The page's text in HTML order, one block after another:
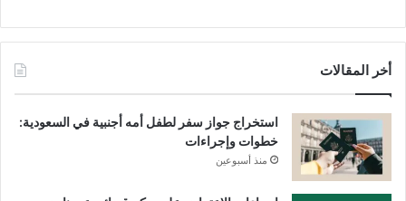
أخر المقالات
استخراج جواز سفر لطفل أمه أجنبية في السعودية:
خطوات وإجراءات
منذ أسبوعين